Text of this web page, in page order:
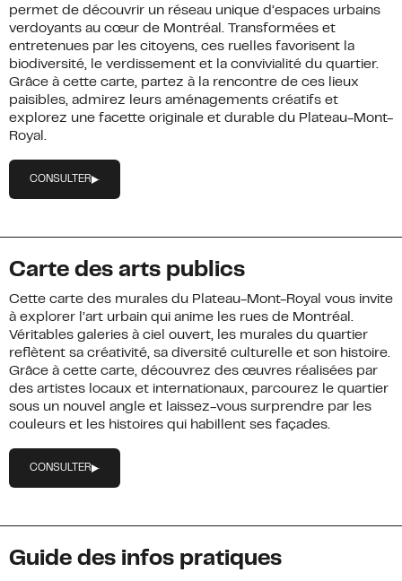
permet de découvrir un réseau unique d’espaces urbains
verdoyants au cœur de Montréal. Transformées et
entretenues par les citoyens, ces ruelles favorisent la
biodiversité, le verdissement et la convivialité du quartier.
Grâce à cette carte, partez à la rencontre de ces lieux
paisibles, admirez leurs aménagements créatifs et
explorez une facette originale et durable du Plateau-Mont-
Royal.
CONSULTER
Carte des arts publics
Cette carte des murales du Plateau-Mont-Royal vous invite
à explorer l’art urbain qui anime les rues de Montréal.
Véritables galeries à ciel ouvert, les murales du quartier
reflètent sa créativité, sa diversité culturelle et son histoire.
Grâce à cette carte, découvrez des œuvres réalisées par
des artistes locaux et internationaux, parcourez le quartier
sous un nouvel angle et laissez-vous surprendre par les
couleurs et les histoires qui habillent ses façades.
CONSULTER
Guide des infos pratiques